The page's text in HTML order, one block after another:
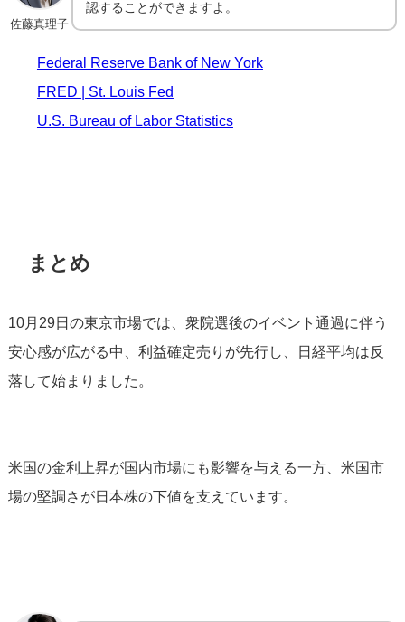
佐藤真理子
認することができますよ。
Federal Reserve Bank of New York
FRED | St. Louis Fed
U.S. Bureau of Labor Statistics
まとめ
10月29日の東京市場では、衆院選後のイベント通過に伴う
安心感が広がる中、利益確定売りが先行し、日経平均は反
落して始まりました。
米国の金利上昇が国内市場にも影響を与える一方、米国市
場の堅調さが日本株の下値を支えています。